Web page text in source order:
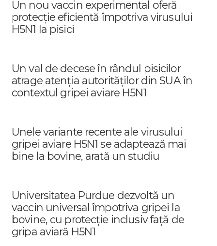
Un nou vaccin experimental oferă
protecție eficientă împotriva virusului
H5N1 la pisici
Un val de decese în rândul pisicilor
atrage atenția autorităților din SUA în
contextul gripei aviare H5N1
Unele variante recente ale virusului
gripei aviare H5N1 se adaptează mai
bine la bovine, arată un studiu
Universitatea Purdue dezvoltă un
vaccin universal împotriva gripei la
bovine, cu protecție inclusiv față de
gripa aviară H5N1